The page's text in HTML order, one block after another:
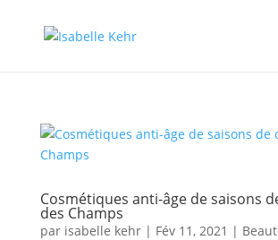
Cosmétiques anti-âge de saisons
des Champs
par isabelle kehr| Fév 11, 2021 |